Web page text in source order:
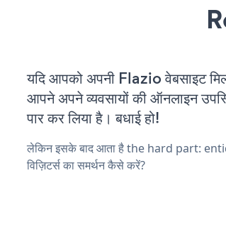
यदि आपको अपनी Flazio वेबसाइट
आपने अपने व्यवसायों की ऑनलाइन
पार कर लिया है। बधाई हो!
लेकिन इसके बाद आता है the hard part:
विज़िटर्स का समर्थन कैसे करें?